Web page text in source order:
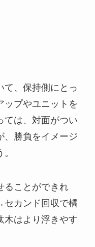
、保持側にとっ
ップやユニットを
ては、対面がつい
、勝負をイメージ
ことができれ
カンド回収で橘
木はより浮きやす